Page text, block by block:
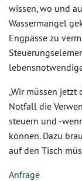
wissen, wo und
Wassermangel
Engpässe zu
„Wir müssen jetzt
Notfall die
steuern und -
können. Dazu
auf den Tisch
Anfrage